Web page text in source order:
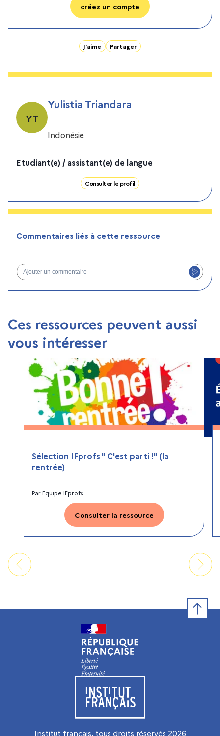
créez un compte
J'aime Partager
YT
Yulistia Triandara
Indonésie
Etudiant(e) / assistant(e) de langue
Consulter le profil
Commentaires liés à cette ressource
Ajouter un commentaire
Ces ressources peuvent aussi
vous intéresser
Sélection IFprofs " C'est parti !" (la
rentrée)
ParEquipe IFprofs
Consulter la ressource
Visiter le site de l’Institut français
Institut français, tous droits réservés 2026